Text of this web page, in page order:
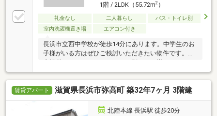
1階 / 2LDK（55.72m2）
礼金なし 二人暮らし
バス・トイレ別
室内洗濯機置き場
エアコン付き
長浜市立西中学校が徒歩14分にあります。中学生のお
子様がいる方はぜひご検討いただきたい物件です。室
とても充実しています。充実した毎日を送る為の第一
歩がお部屋探しです。長浜市や北陸本線長浜付近への
お引っ越しをご検討しているなら、ぜひ当社にお任せ
下さい。
賃貸アパート 滋賀県長浜市弥高町 築32年7ヶ月 3階建
北陸本線 長浜駅 徒歩20分